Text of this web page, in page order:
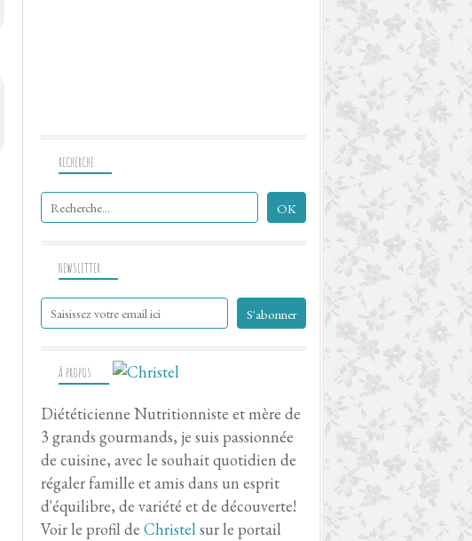
NEWSLETTER
RECHERCHE
À PROPOS
Diététicienne Nutritionniste et mère de
3 grands gourmands, je suis passionnée
de cuisine, avec le souhait quotidien de
régaler famille et amis dans un esprit
d'équilibre, de variété et de découverte!
Voir le profil de Christel sur le portail